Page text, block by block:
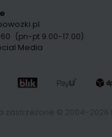
(pn-pt 9.00-17.00)
Media